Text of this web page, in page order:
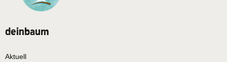
deinbaum
Aktuell